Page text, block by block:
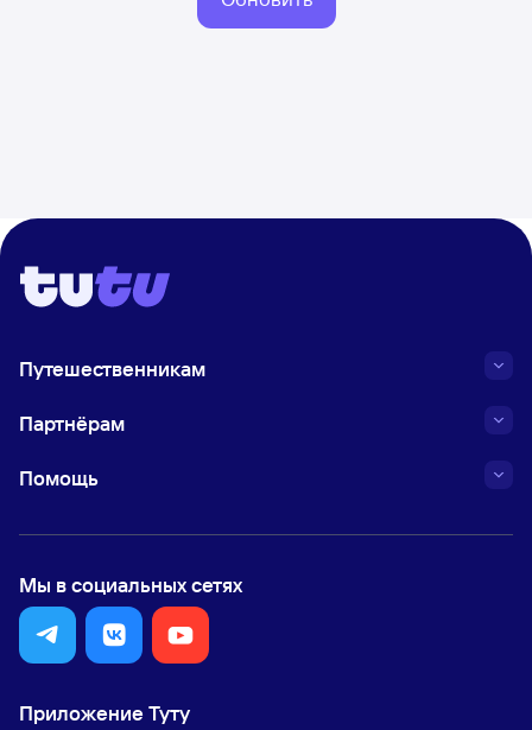
Путешественникам
Партнёрам
Помощь
Мы в социальных сетях
Приложение Туту